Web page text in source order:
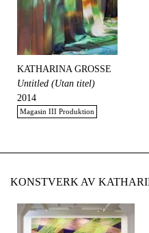
KATHARINA GROSSE
Untitled (Utan titel)
2014
Magasin III Produktion
KONSTVERK AV